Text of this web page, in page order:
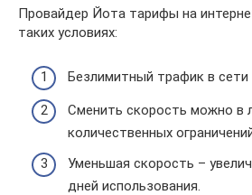
Провайдер Йота тарифы на
таких условиях:
Безлимитный трафик в сети
Сменить скорость можно в
количественных
Уменьшая скорость –
дней использования.